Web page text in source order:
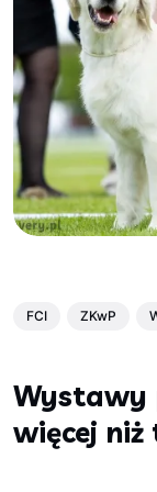
FCI ZKwP
Wystawy
więcej